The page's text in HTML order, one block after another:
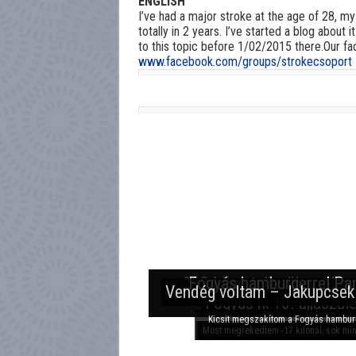
I’ve had a major stroke at the age of 28,
totally in 2 years. I’ve started a blog about it:
to this topic before 1/02/2015 there.Our
www.facebook.com/groups/strokecsoport
2024-ben teljesül az
Aki követi a blogot facebookon, az már
Fogyás hamburgerrel
39 éves lettem én. Fél év eltelt,
10.
Ha padlón vagy, szedj fel
Fogyás hamburgerrel
Most megrekedtem -17 kilónál, sok
Vendég voltam –
Kicsit megszakítom a Fogyás